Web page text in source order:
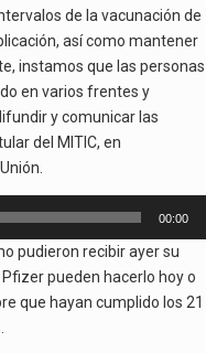
de la vacunación de
así como mantener
instamos que las personas
en varios frentes y
y comunicar las
del MITIC, en
00:00
pudieron recibir ayer su
pueden hacerlo hoy o
que hayan cumplido los 21